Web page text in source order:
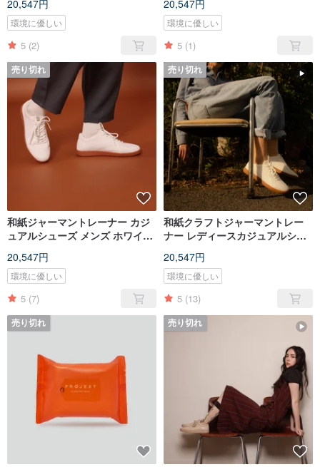
20,547円
環境に優しい
5 (2)
20,547円
環境に優しい
5 (1)
売り切れ
和紙ジャーマントレーナー カジ
ュアルシューズ メンズ ホワイト
20,547円
環境に優しい
5 (7)
売り切れ
和紙クラフトジャーマントレー
ナー レディースカジュアルシュ
Women
20,547円
環境に優しい
5 (13)
売り切れ 売り切れ